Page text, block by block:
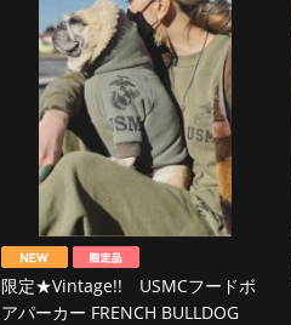
限定★Vintage!! USMCフードボ
アパーカー FRENCH BULLDOG